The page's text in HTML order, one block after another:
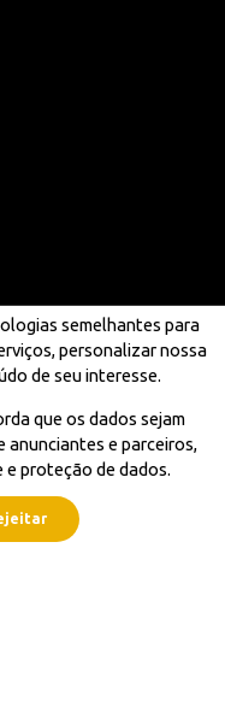
semelhantes para
personalizar nossa
de seu interesse.
que os dados sejam
anunciantes e parceiros,
e proteção de dados.